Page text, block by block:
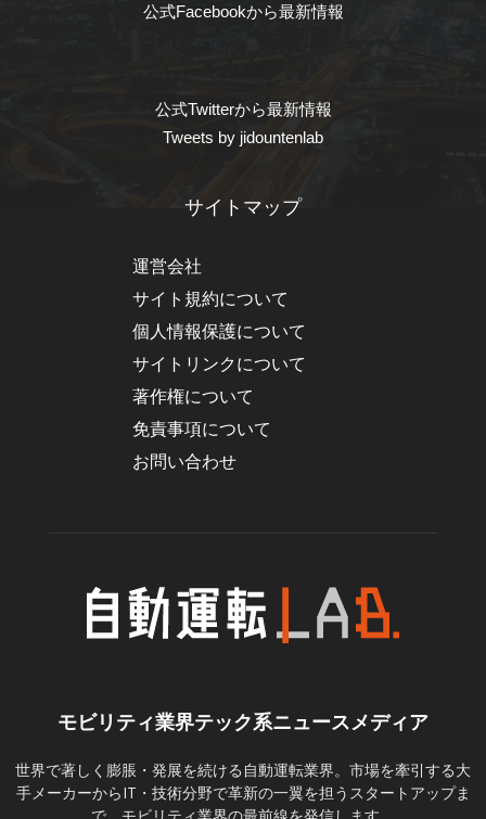
公式Facebookから最新情報
公式Twitterから最新情報
Tweets by jidountenlab
サイトマップ
運営会社
サイト規約について
個人情報保護について
サイトリンクについて
著作権について
免責事項について
お問い合わせ
モビリティ業界テック系ニュースメディア
世界で著しく膨脹・発展を続ける自動運転業界。市場を牽引する大
手メーカーからIT・技術分野で革新の一翼を担うスタートアップま